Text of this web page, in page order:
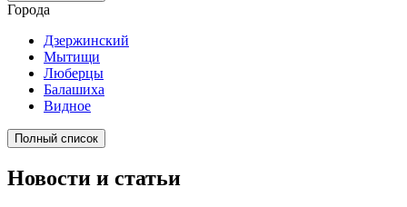
Города
Дзержинский
Мытищи
Люберцы
Балашиха
Видное
Полный список
Новости и статьи